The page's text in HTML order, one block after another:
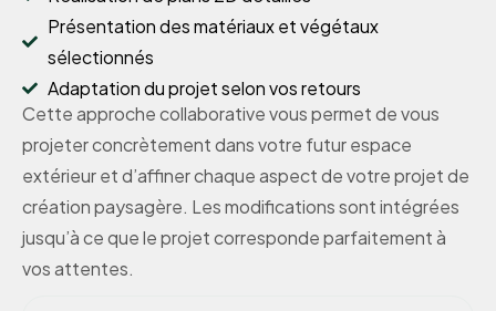
Présentation des matériaux et végétaux
sélectionnés
Adaptation du projet selon vos retours
Cette approche collaborative vous permet de vous
projeter concrètement dans votre futur espace
extérieur et d’affiner chaque aspect de votre projet de
création paysagère. Les modifications sont intégrées
jusqu’à ce que le projet corresponde parfaitement à
vos attentes.